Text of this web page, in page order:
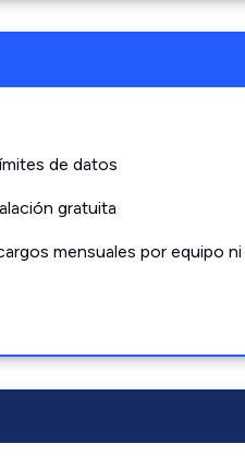
de datos
gratuita
mensuales por equipo